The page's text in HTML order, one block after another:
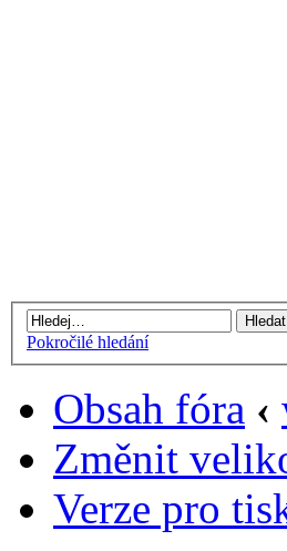
Pokročilé hledání
Obsah fóra ‹
Změnit
Verze pro